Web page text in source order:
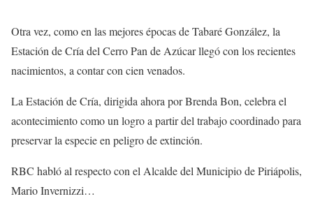
Otra vez, como en las mejores épocas de Tabaré González, la
Estación de Cría del Cerro Pan de Azúcar llegó con los recientes
nacimientos, a contar con cien venados.
La Estación de Cría, dirigida ahora por Brenda Bon, celebra el
acontecimiento como un logro a partir del trabajo coordinado para
preservar la especie en peligro de extinción.
RBC habló al respecto con el Alcalde del Municipio de Piriápolis,
Mario Invernizzi…